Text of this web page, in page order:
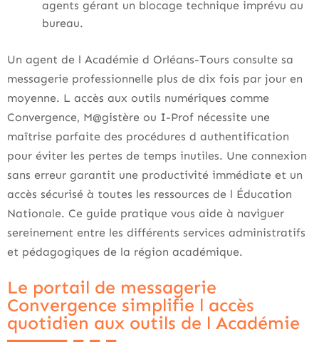
agents gérant un blocage technique imprévu au
bureau.
Un agent de l Académie d Orléans-Tours consulte sa
messagerie professionnelle plus de dix fois par jour en
moyenne. L accès aux outils numériques comme
Convergence, M@gistère ou I-Prof nécessite une
maîtrise parfaite des procédures d authentification
pour éviter les pertes de temps inutiles. Une connexion
sans erreur garantit une productivité immédiate et un
accès sécurisé à toutes les ressources de l Éducation
Nationale. Ce guide pratique vous aide à naviguer
sereinement entre les différents services administratifs
et pédagogiques de la région académique.
Le portail de messagerie
Convergence simplifie l accès
quotidien aux outils de l Académie